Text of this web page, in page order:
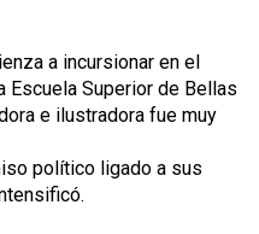
a incursionar en el
Escuela Superior de Bellas
e ilustradora fue muy
político ligado a sus